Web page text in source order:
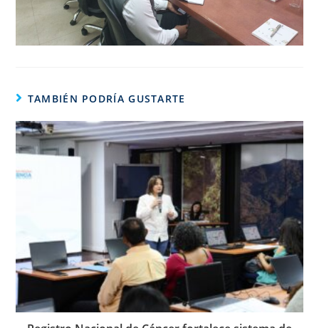
TAMBIÉN PODRÍA GUSTARTE